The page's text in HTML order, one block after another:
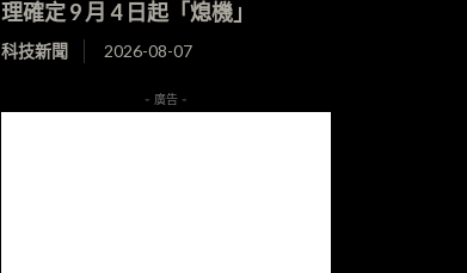
理確定 9 月 4 日起「熄機」
科技新聞 2026-08-07
- 廣告 -